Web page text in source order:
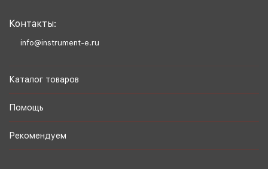
Контакты:
info@instrument-e.ru
Каталог товаров
Помощь
Рекомендуем